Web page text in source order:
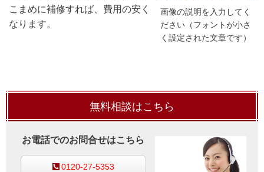
画像の説明を入力してく
ださい（フォントが小さ
く設定された文章です）
こまめに補修すれば、費用の安く
なります。
無料相談はこちら
お電話でのお問合せはこちら
0120-27-5353